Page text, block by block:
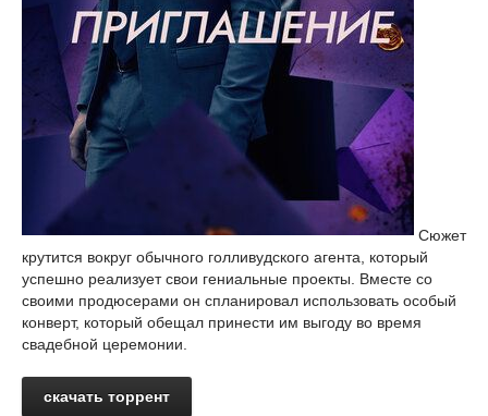
Сюжет
крутится вокруг обычного голливудского агента, который
успешно реализует свои гениальные проекты. Вместе со
своими продюсерами он спланировал использовать особый
конверт, который обещал принести им выгоду во время
свадебной церемонии.
скачать торрент